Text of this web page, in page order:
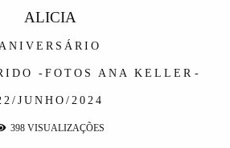
-FOTOS ANA KELLER
JUNHO/2024
ALICIA
398 VISUALIZAÇÕES